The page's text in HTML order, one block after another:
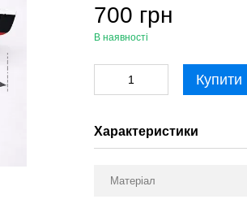
700 грн
В наявності
Купити
Характеристики
Матеріал